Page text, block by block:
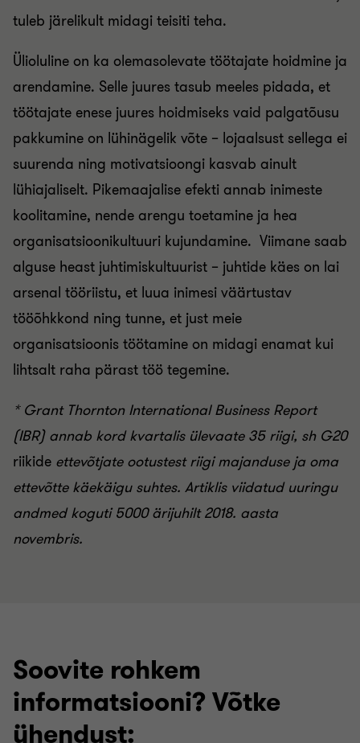
tuleb järelikult midagi teisiti teha.
Ülioluline on ka olemasolevate töötajate hoidmine ja
arendamine. Selle juures tasub meeles pidada, et
töötajate enese juures hoidmiseks vaid palgatõusu
pakkumine on lühinägelik võte – lojaalsust sellega ei
suurenda ning motivatsioongi kasvab ainult
lühiajaliselt. Pikemaajalise efekti annab inimeste
koolitamine, nende arengu toetamine ja hea
organisatsioonikultuuri kujundamine. Viimane saab
alguse heast juhtimiskultuurist – juhtide käes on lai
arsenal tööriistu, et luua inimesi väärtustav
tööõhkkond ning tunne, et just meie
organisatsioonis töötamine on midagi enamat kui
lihtsalt raha pärast töö tegemine.
* Grant Thornton International Business Report
(IBR) annab kord kvartalis ülevaate 35 riigi, sh G20
riikide ettevõtjate ootustest riigi majanduse ja oma
ettevõtte käekäigu suhtes. Artiklis viidatud uuringu
andmed koguti 5000 ärijuhilt 2018. aasta
novembris.
Soovite rohkem
informatsiooni? Võtke
ühendust: